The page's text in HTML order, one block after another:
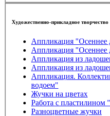
Художественно-прикладное творчество
Аппликация "Осеннее
Аппликация "Осеннее
Аппликация из
Аппликация из
Аппликация.
водоем"
Жучки на цветах
Работа с пластилином
Разноцветные жучки